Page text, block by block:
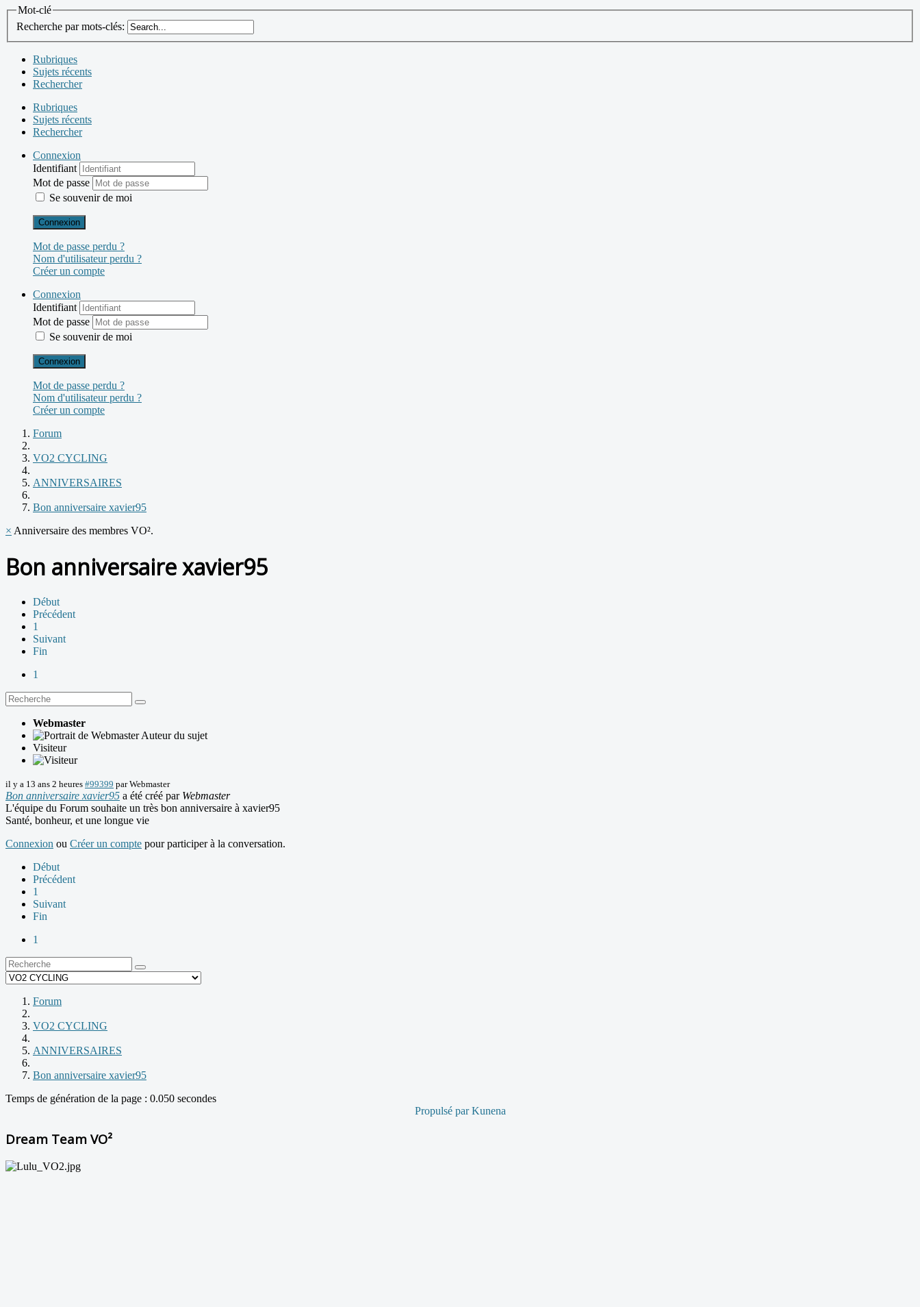
Mot-clé
Recherche par mots-clés:
Rubriques
Sujets récents
Rechercher
Rubriques
Sujets récents
Rechercher
Connexion
Identifiant
Mot de passe
Se souvenir de moi
Connexion
Mot de passe perdu ?
Nom d'utilisateur perdu ?
Créer un compte
Connexion
Identifiant
Mot de passe
Se souvenir de moi
Connexion
Mot de passe perdu ?
Nom d'utilisateur perdu ?
Créer un compte
Forum
VO2 CYCLING
ANNIVERSAIRES
Bon anniversaire xavier95
× Anniversaire des membres VO².
Bon anniversaire xavier95
Début
Précédent
1
Suivant
Fin
1
Webmaster
Auteur du sujet
Visiteur
il y a 13 ans 2 heures #99399 parWebmaster
Bon anniversaire xavier95 a été créé par Webmaster
L'équipe du Forum souhaite un très bon anniversaire à xavier95
Santé, bonheur, et une longue vie
Connexion ou Créer un compte pour participer à la conversation.
Début
Précédent
1
Suivant
Fin
1
Forum
VO2 CYCLING
ANNIVERSAIRES
Bon anniversaire xavier95
Temps de génération de la page : 0.050 secondes
Propulsé parKunena
Dream Team VO²